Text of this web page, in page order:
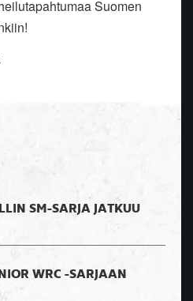
Suomen
SM-SARJA JATKUU
WRC -SARJAAN